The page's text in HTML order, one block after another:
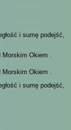
i sumę podejść,
Morskim Okiem .
Morskim Okiem .
i sumę podejść,